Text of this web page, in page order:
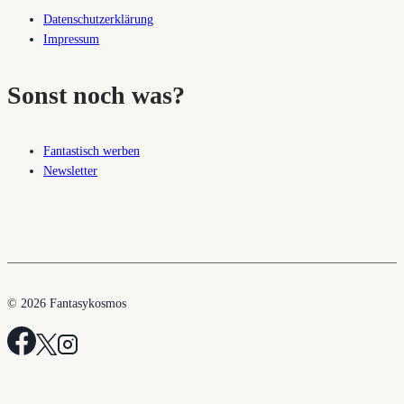
Datenschutzerklärung
Impressum
Sonst noch was?
Fantastisch werben
Newsletter
© 2026 Fantasykosmos